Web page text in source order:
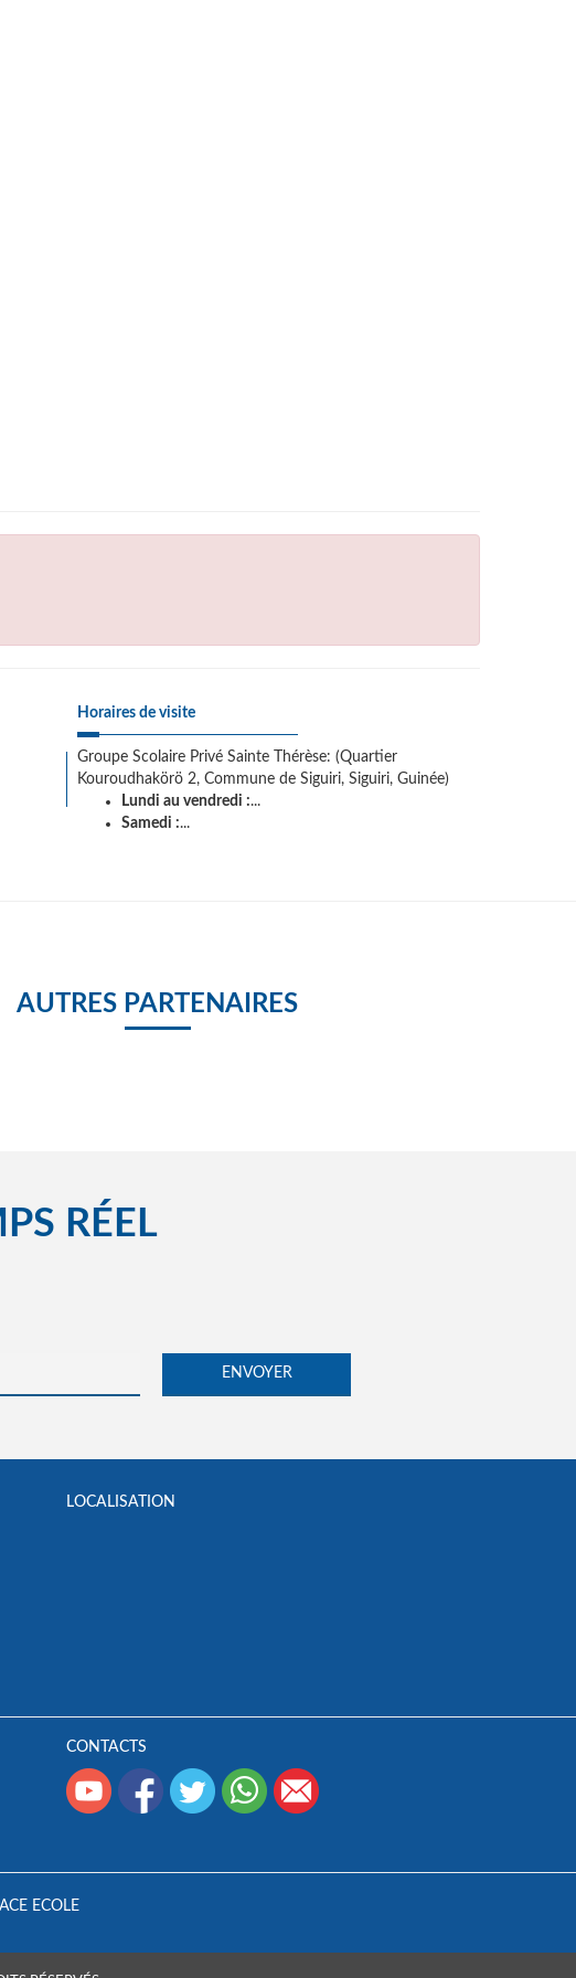
Horaires de visite
Groupe Scolaire Privé Sainte Thérèse: (Quartier
Kouroudhakörö 2, Commune de Siguiri, Siguiri, Guinée)
Lundi au vendredi :...
Samedi :...
AUTRES PARTENAIRES
RÉEL
LOCALISATION
CONTACTS
ECOLE